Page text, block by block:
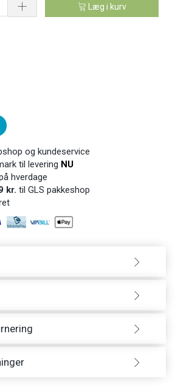
Læg i kurv
og kundeservice
til levering NU
hverdage
kr. til GLS pakkeshop